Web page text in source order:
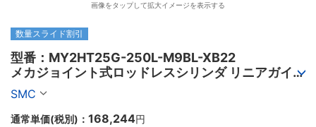
画像をタップして拡大イメージを表示する
数量スライド割引
型番：MY2HT25G-250L-M9BL-XB22
メカジョイント式ロッドレスシリンダ リニアガイド
形 MY2H／HTシリーズ
SMC
通常単価(税別)： 168,244円